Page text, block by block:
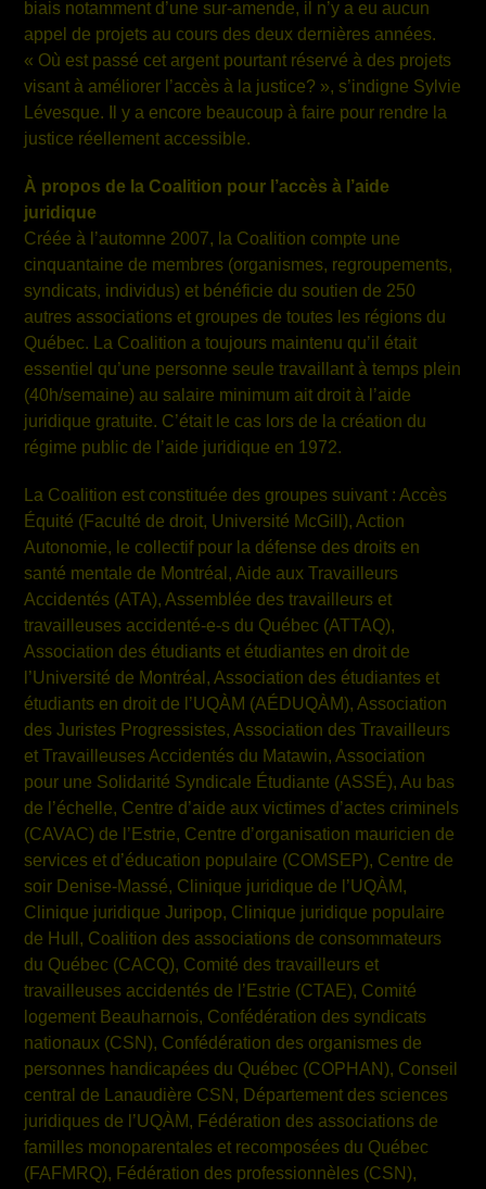
biais notamment d’une sur-amende, il n’y a eu aucun
appel de projets au cours des deux dernières années.
« Où est passé cet argent pourtant réservé à des projets
visant à améliorer l’accès à la justice? », s’indigne Sylvie
Lévesque. Il y a encore beaucoup à faire pour rendre la
justice réellement accessible.
À propos de la Coalition pour l’accès à l’aide
juridique
Créée à l’automne 2007, la Coalition compte une
cinquantaine de membres (organismes, regroupements,
syndicats, individus) et bénéficie du soutien de 250
autres associations et groupes de toutes les régions du
Québec. La Coalition a toujours maintenu qu’il était
essentiel qu’une personne seule travaillant à temps plein
(40h/semaine) au salaire minimum ait droit à l’aide
juridique gratuite. C’était le cas lors de la création du
régime public de l’aide juridique en 1972.
La Coalition est constituée des groupes suivant : Accès
Équité (Faculté de droit, Université McGill), Action
Autonomie, le collectif pour la défense des droits en
santé mentale de Montréal, Aide aux Travailleurs
Accidentés (ATA), Assemblée des travailleurs et
travailleuses accidenté-e-s du Québec (ATTAQ),
Association des étudiants et étudiantes en droit de
l’Université de Montréal, Association des étudiantes et
étudiants en droit de l’UQÀM (AÉDUQÀM), Association
des Juristes Progressistes, Association des Travailleurs
et Travailleuses Accidentés du Matawin, Association
pour une Solidarité Syndicale Étudiante (ASSÉ), Au bas
de l’échelle, Centre d’aide aux victimes d’actes criminels
(CAVAC) de l’Estrie, Centre d’organisation mauricien de
services et d’éducation populaire (COMSEP), Centre de
soir Denise-Massé, Clinique juridique de l’UQÀM,
Clinique juridique Juripop, Clinique juridique populaire
de Hull, Coalition des associations de consommateurs
du Québec (CACQ), Comité des travailleurs et
travailleuses accidentés de l’Estrie (CTAE), Comité
logement Beauharnois, Confédération des syndicats
nationaux (CSN), Confédération des organismes de
personnes handicapées du Québec (COPHAN), Conseil
central de Lanaudière CSN, Département des sciences
juridiques de l’UQÀM, Fédération des associations de
familles monoparentales et recomposées du Québec
(FAFMRQ), Fédération des professionnèles (CSN),